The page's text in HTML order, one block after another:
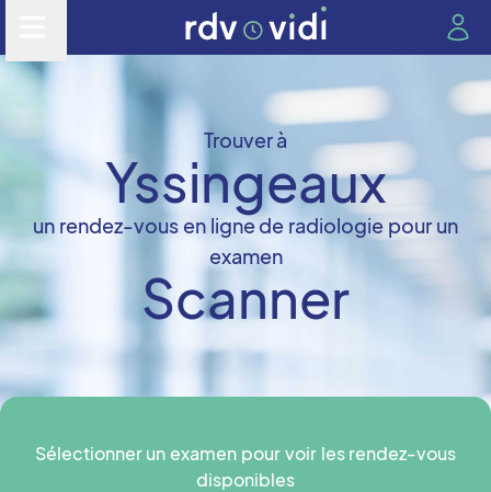
Trouver à
Yssingeaux
un rendez-vous en ligne de radiologie pour un
examen
Scanner
Sélectionner un examen pour voir les rendez-vous
disponibles